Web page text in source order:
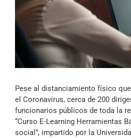
Columnas
Música
Pese al distanciamiento físico
el Coronavirus, cerca de 200
funcionarios públicos de toda la
“Curso E-Learning Herramientas
social”, impartido por la